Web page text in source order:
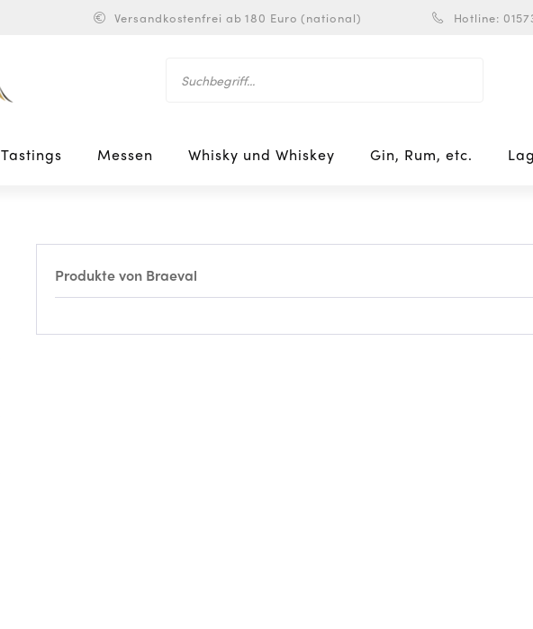
Versandkostenfrei ab 180 Euro (national) Hotline:
Tastings Messen Whisky und Whiskey Gin, Rum, etc.
Produkte von Braeval